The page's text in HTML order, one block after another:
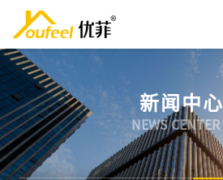
新闻中心
NEWS CENTER